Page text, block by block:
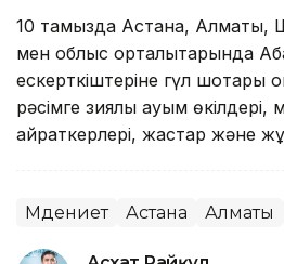
10 тамызда Астана, Алматы,
мен облыс орталықтарында
ескерткіштеріне гүл шоқтары
рәсімге зиялы қауым өкілдері,
қайраткерлері, жастар және
Мәдениет Астана Алматы